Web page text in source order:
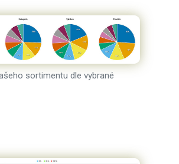
sortimentu dle vybrané